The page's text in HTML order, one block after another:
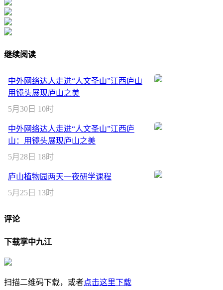
继续阅读
中外网络达人走进“人文圣山”江西庐山
用镜头展现庐山之美
5月30日 10时
中外网络达人走进“人文圣山”江西庐
山：用镜头展现庐山之美
5月28日 18时
庐山植物园两天一夜研学课程
5月25日 13时
评论
下载掌中九江
扫描二维码下载，或者点击这里下载